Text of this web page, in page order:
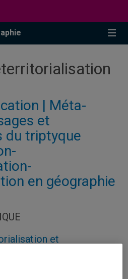
| Méta-
et
du triptyque
en géographie
et
entendements du
déterritorialisation-